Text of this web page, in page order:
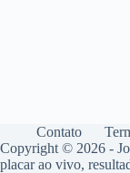
Contato
Copyright © 2026 -
placar ao vivo,